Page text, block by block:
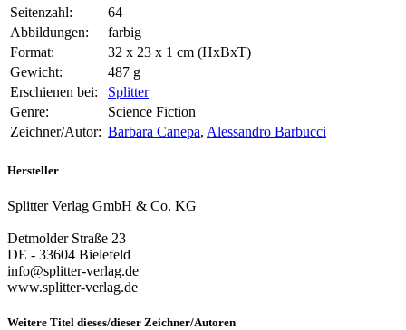
Seitenzahl:
64
Abbildungen:
farbig
Format:
32 x 23 x 1 cm (HxBxT)
Gewicht:
487 g
Erschienen bei:
Splitter
Genre:
Science Fiction
Zeichner/Autor: Barbara Canepa, Alessandro Barbucci
Hersteller
Splitter Verlag GmbH & Co. KG
Detmolder Straße 23
DE - 33604 Bielefeld
info@splitter-verlag.de
www.splitter-verlag.de
Weitere Titel dieses/dieser Zeichner/Autoren